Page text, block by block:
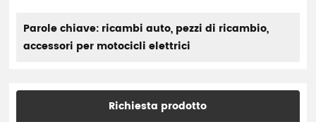
Parole chiave: ricambi auto, pezzi di ricambio,
accessori per motocicli elettrici
Richiesta prodotto